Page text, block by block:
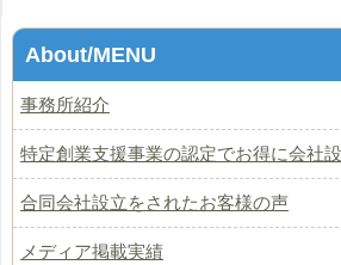
About/MENU
事務所紹介
特定創業支援事業の認定でお得に会社
合同会社設立をされたお客様の声
メディア掲載実績